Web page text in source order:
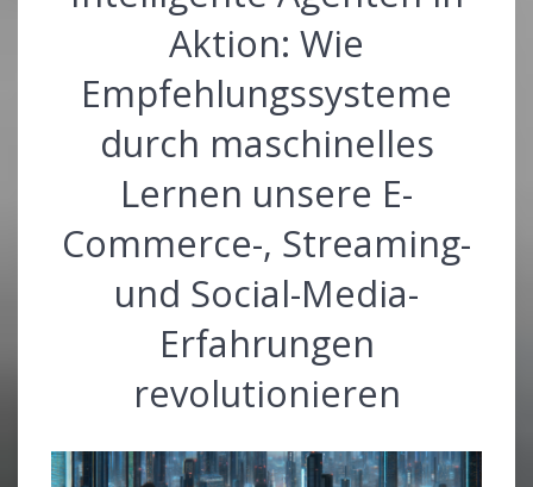
Aktion: Wie
Empfehlungssysteme
durch maschinelles
Lernen unsere E-
Commerce-, Streaming-
und Social-Media-
Erfahrungen
revolutionieren